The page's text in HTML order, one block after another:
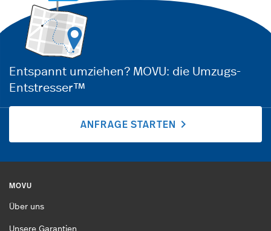
Entspannt umziehen? MOVU: die Umzugs-
Entstresser™
ANFRAGE STARTEN chevron_right
MOVU
Über uns
Unsere Garantien